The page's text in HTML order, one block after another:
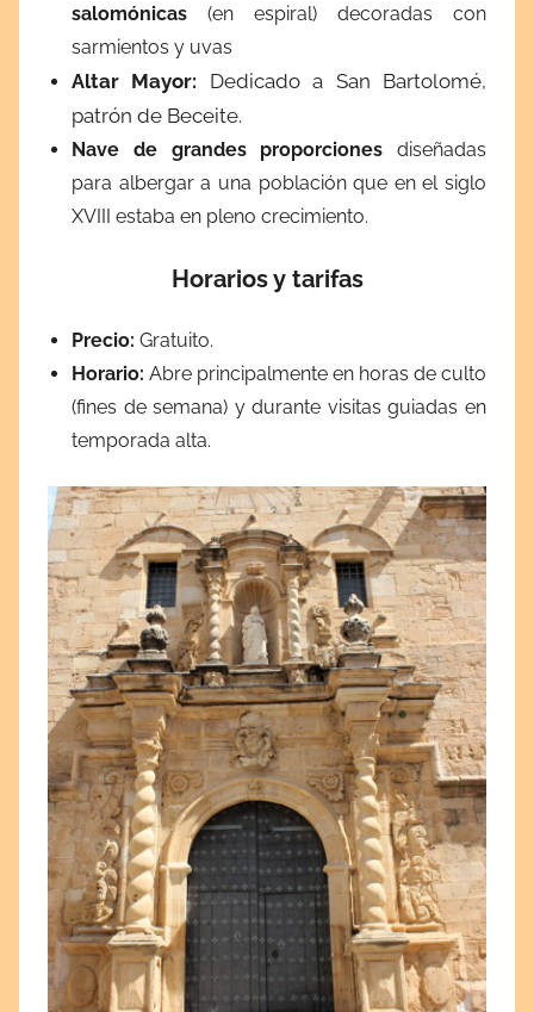
salomónicas (en espiral) decoradas con
sarmientos y uvas
Altar Mayor: Dedicado a San Bartolomé,
patrón de Beceite.
Nave de grandes proporciones diseñadas
para albergar a una población que en el siglo
XVIII estaba en pleno crecimiento.
Horarios y tarifas
Precio: Gratuito.
Horario: Abre principalmente en horas de culto
(fines de semana) y durante visitas guiadas en
temporada alta.